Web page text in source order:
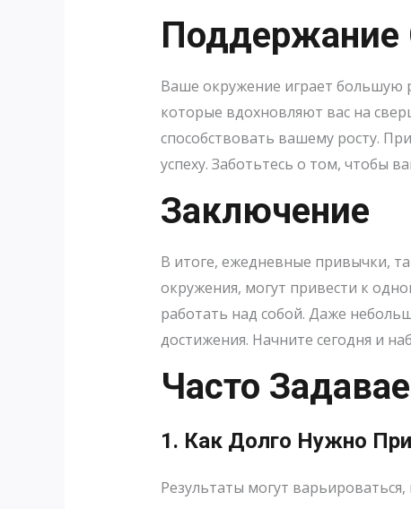
Поддержание
Ваше окружение играет большую
которые вдохновляют вас на
способствовать вашему росту.
успеху. Заботьтесь о том, чтобы
Заключение
В итоге, ежедневные привычки,
окружения, могут привести к
работать над собой. Даже
достижения. Начните сегодня и
Часто
1. Как Долго Нужно
Результаты могут